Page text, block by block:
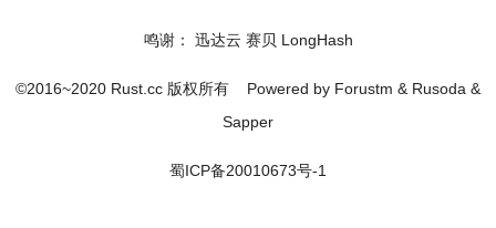
鸣谢： 迅达云 赛贝 LongHash
©2016~2020 Rust.cc 版权所有 Powered by Forustm & Rusoda &
Sapper
蜀ICP备20010673号-1